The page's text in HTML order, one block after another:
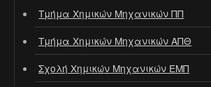
Τμήμα Χημικών Μηχανικών ΠΠ
Τμήμα Χημικών Μηχανικών ΑΠΘ
Σχολή Χημικών Μηχανικών ΕΜΠ